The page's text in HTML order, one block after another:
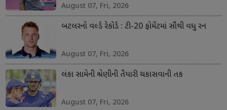
August 07, Fri, 2026
બટલરનો વર્લ્ડ રેકોર્ડ : ટી-20 ફોર્મેટમાં સૌથી વધુ રન
August 07, Fri, 2026
લંકા સામેની શ્રેણીની તૈયારી ચકાસવાની તક
August 07, Fri, 2026